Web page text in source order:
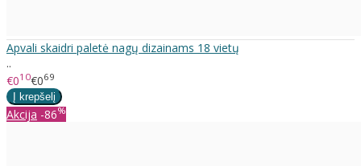
Apvali skaidri paletė nagų dizainams 18 vietų
..
€010€069
Akcija -86%